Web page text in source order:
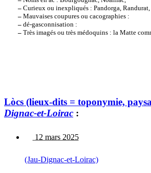
–Curieux ou inexpliqués : Pandorga, Randurat,
–Mauvaises coupures ou cacographies :
–dé-gasconnisation :
–Très imagés ou très médoquins : la Matte
Lòcs (lieux-dits = toponymie,
Dignac-et-Loirac :
12 mars 2025
(Jau-Dignac-et-Loirac)